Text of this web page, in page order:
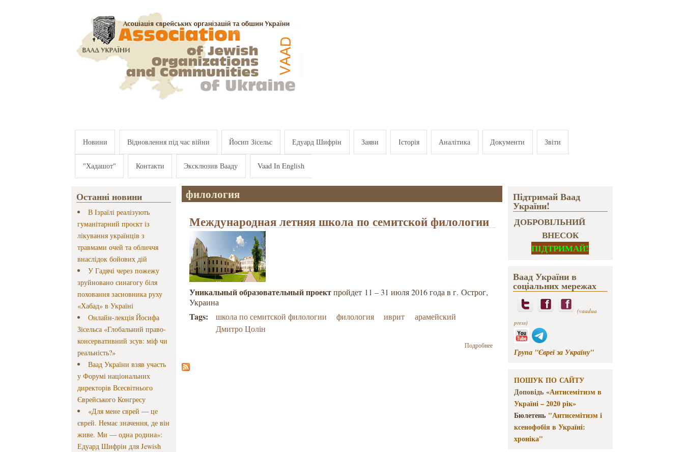
Новини Відновлення під час війни Йосип Зісельс Едуард Шифрін Заяви Історія Аналітика Документи Звіти
"Хадашот" Контакти Эксклюзив Вааду Vaad In English
Останні новини
В Ізраїлі реалізують
гуманітарний проєкт із
лікування українців з
травмами очей та обличчя
внаслідок бойових дій
У Гадячі через пожежу
зруйновано синагогу біля
поховання засновника руху
«Хабад» в Україні
Онлайн-лекція Йосифа
Зісельса «Глобальний право-
консервативний зсув: міф чи
реальність?»
Ваад України взяв участь
у Форумі національних
директорів Всесвітнього
Єврейського Конгресу
«Для мене єврей — це
єврей. Немає значення, де він
живе. Ми — одна родина»:
Едуард Шифрін для Jewish
филология
Международная летняя школа по семитской филологии
Уникальный образовательный проектпройдет 11 – 31 июля 2016 года в г. Острог,
Украина
Tags: школа по семитской филологии филология иврит
арамейский
Дмитро Цолін
Подробнеео
Международная
филологии
Підтримай Ваад
України!
ДОБРОВІЛЬНИЙ
ВНЕСОК
ПІДТРИМАЙ!
Ваад України в
соціальних мережах
(vaadua
press)
Група "Євреї за Україну"
ПОШУК ПО САЙТУ
Доповідь «Антисемітизм в
Україні – 2020 рік»
Бюлетень "Антисемітизм і
ксенофобія в Україні:
хроніка"